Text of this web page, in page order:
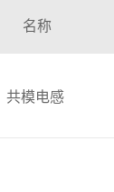
名称
共模电感